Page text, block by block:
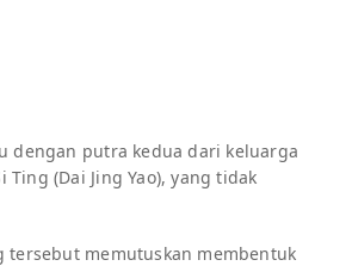
dengan putra kedua dari keluarga
Ting (Dai Jing Yao), yang tidak
tersebut memutuskan membentuk